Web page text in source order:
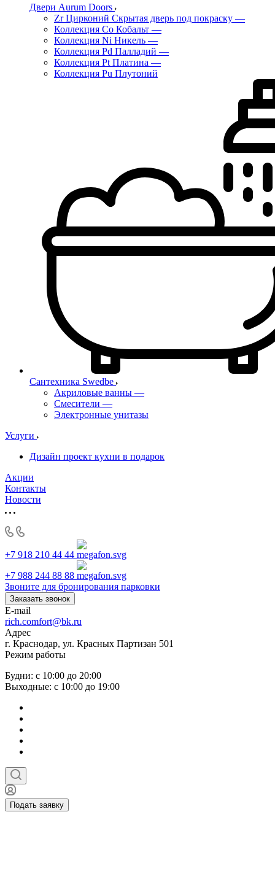
Двери Aurum Doors
Zr Цирконий Скрытая дверь под покраску —
Коллекция Co Кобальт —
Коллекция Ni Никель —
Коллекция Pd Палладий —
Коллекция Pt Платина —
Коллекция Pu Плутоний
Сантехника Swedbe
Акриловые ванны —
Смесители —
Электронные унитазы
Услуги
Дизайн проект кухни в подарок
Акции
Контакты
Новости
+7 918 210 44 44
+7 988 244 88 88
Звоните для бронирования парковки
Заказать звонок
E-mail
rich.comfort@bk.ru
Адрес
г. Краснодар, ул. Красных Партизан 501
Режим работы
Будни: с 10:00 до 20:00
Выходные: с 10:00 до 19:00
Подать заявку